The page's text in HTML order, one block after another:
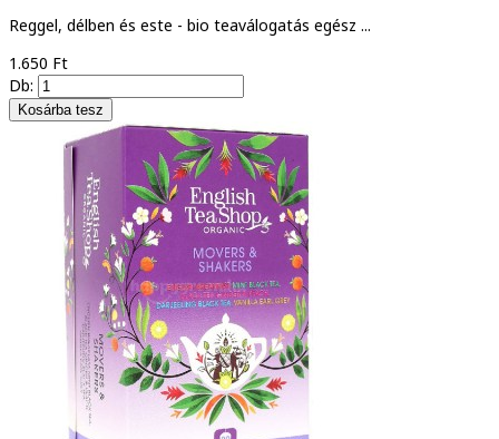
Reggel, délben és este - bio teaválogatás egész ...
1.650 Ft
Db: